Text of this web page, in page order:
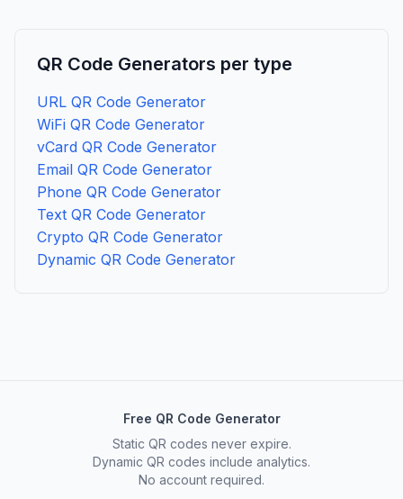
QR Code Generators per type
URL QR Code Generator
WiFi QR Code Generator
vCard QR Code Generator
Email QR Code Generator
Phone QR Code Generator
Text QR Code Generator
Crypto QR Code Generator
Dynamic QR Code Generator
Free QR Code Generator
Static QR codes never expire.
Dynamic QR codes include analytics.
No account required.